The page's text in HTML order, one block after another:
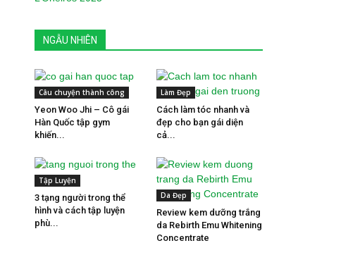
NGẪU NHIÊN
Câu chuyện thành công
Yeon Woo Jhi – Cô gái
Hàn Quốc tập gym
khiến...
Làm Đẹp
Cách làm tóc nhanh và
đẹp cho bạn gái diện
cả...
Tập Luyện
3 tạng người trong thể
hình và cách tập luyện
phù...
Da Đẹp
Review kem dưỡng trắng
da Rebirth Emu Whitening
Concentrate